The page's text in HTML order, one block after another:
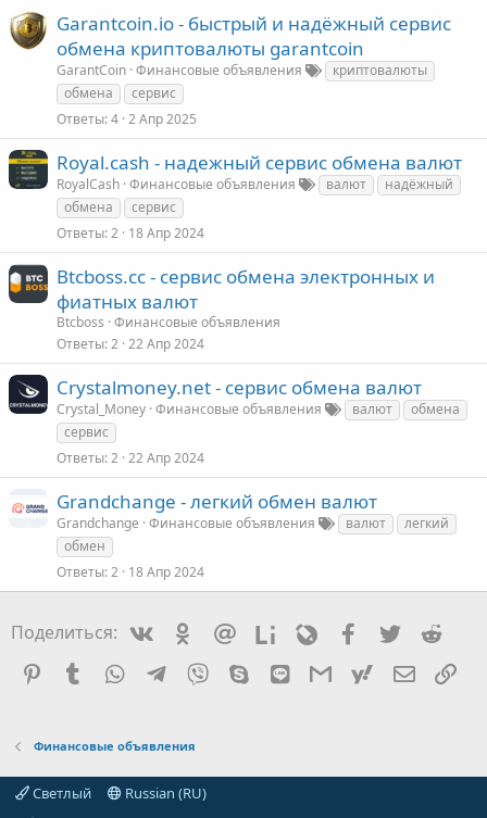
Garantcoin.io - быстрый и надёжный сервис
обмена криптовалюты garantcoin
GarantCoin Финансовые объявления
криптовалюты
обмена
сервис
Ответы 4 2 Апр 2025
Royal.cash - надежный сервис обмена валют
RoyalCash Финансовые объявления валют
надёжный
обмена
сервис
Ответы 2 18 Апр 2024
Btcboss.cc - сервис обмена электронных и
фиатных валют
Btcboss Финансовые объявления
Ответы 2 22 Апр 2024
Crystalmoney.net - сервис обмена валют
Crystal_Money Финансовые объявления валют
обмена
сервис
Ответы 2 22 Апр 2024
Grandchange - легкий обмен валют
Grandchange Финансовые объявления валют
легкий
обмен
Ответы 2 18 Апр 2024
Поделиться: VkontakteOdnoklassniki
Mail.ruLiveinternetLivejournalFacebook
Twitter
Pinterest
Tumblr WhatsAppTelegram
Viber Skype LineGmailyahoomail
Финансовые объявления
Светлый
Russian (RU)